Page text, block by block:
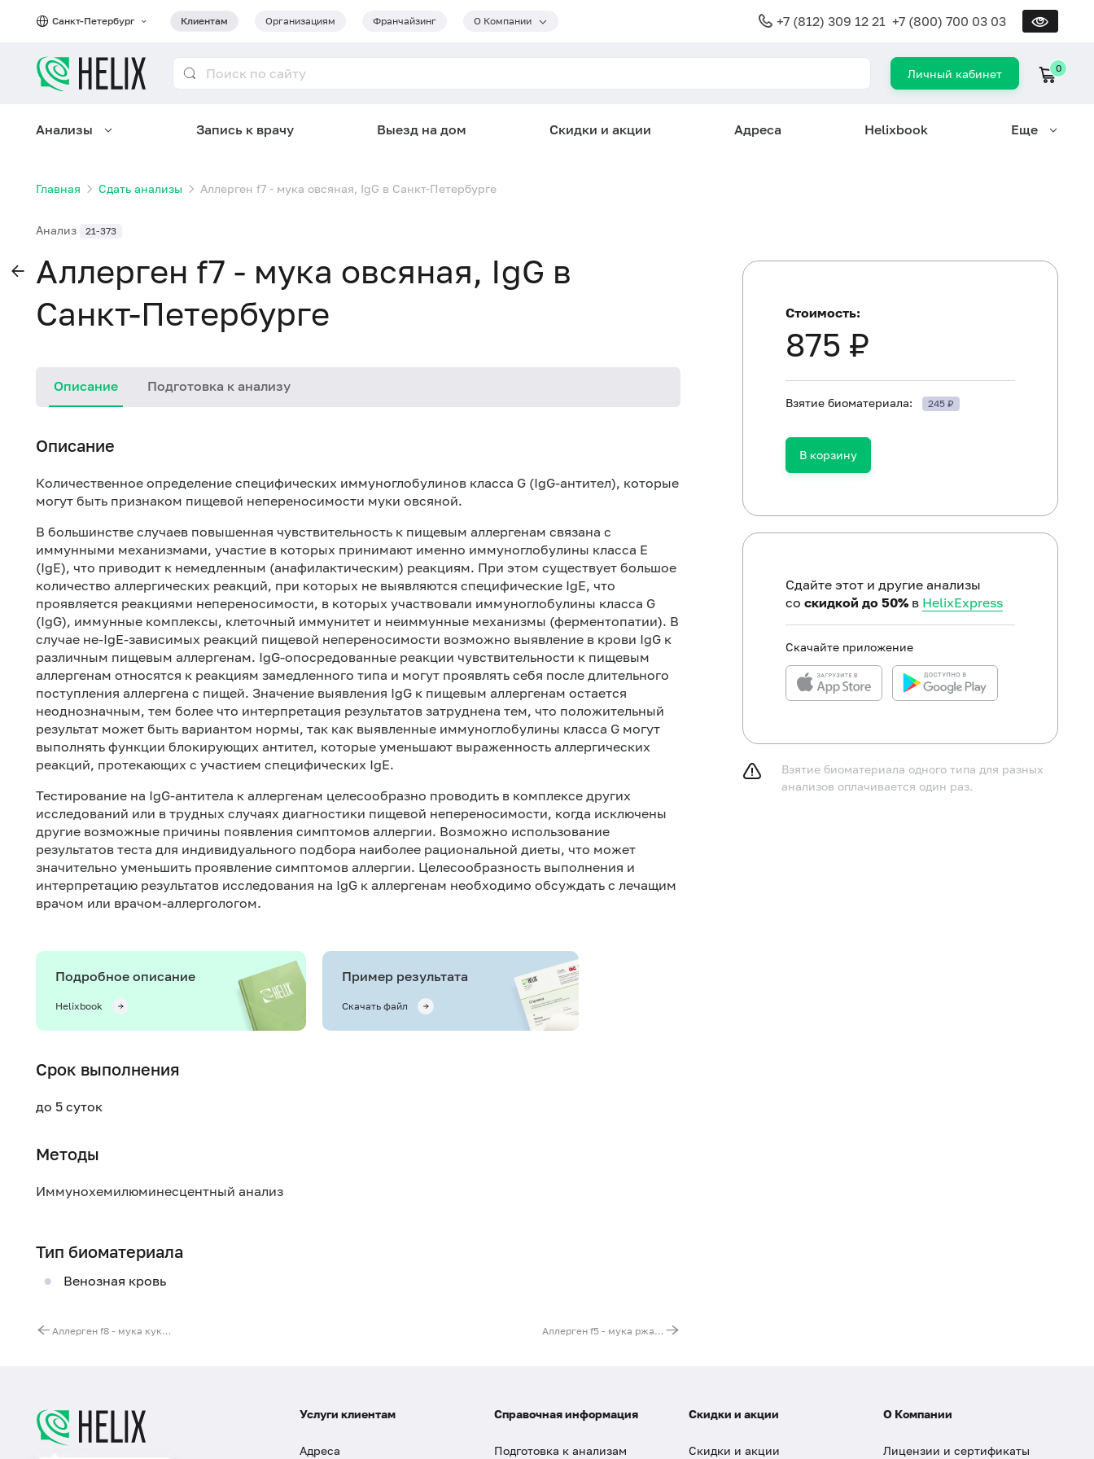
Санкт-Петербург Клиентам Организациям Франчайзинг О Компании +7 (812) 309 12 21 +7 (800) 700 03 03
Личный кабинет 0
Анализы Запись к врачу Выезд на дом Скидки и акции Адреса Helixbook Еще
Главная Сдать анализы Аллерген f7 - мука овсяная, IgG в Санкт-Петербурге
Анализ 21-373
Аллерген f7 - мука овсяная, IgG в
Санкт-Петербурге
Описание Подготовка к анализу
Описание
Количественное определение специфических иммуноглобулинов класса G (IgG-антител), которые
могут быть признаком пищевой непереносимости муки овсяной.
В большинстве случаев повышенная чувствительность к пищевым аллергенам связана с
иммунными механизмами, участие в которых принимают именно иммуноглобулины класса Е
(IgE), что приводит к немедленным (анафилактическим) реакциям. При этом существует большое
количество аллергических реакций, при которых не выявляются специфические IgE, что
проявляется реакциями непереносимости, в которых участвовали иммуноглобулины класса G
(IgG), иммунные комплексы, клеточный иммунитет и неиммунные механизмы (ферментопатии). В
случае не-IgE-зависимых реакций пищевой непереносимости возможно выявление в крови IgG к
различным пищевым аллергенам. IgG-опосредованные реакции чувствительности к пищевым
аллергенам относятся к реакциям замедленного типа и могут проявлять себя после длительного
поступления аллергена с пищей. Значение выявления IgG к пищевым аллергенам остается
неоднозначным, тем более что интерпретация результатов затруднена тем, что положительный
результат может быть вариантом нормы, так как выявленные иммуноглобулины класса G могут
выполнять функции блокирующих антител, которые уменьшают выраженность аллергических
реакций, протекающих с участием специфических IgE.
Тестирование на IgG-антитела к аллергенам целесообразно проводить в комплексе других
исследований или в трудных случаях диагностики пищевой непереносимости, когда исключены
другие возможные причины появления симптомов аллергии. Возможно использование
результатов теста для индивидуального подбора наиболее рациональной диеты, что может
значительно уменьшить проявление симптомов аллергии. Целесообразность выполнения и
интерпретацию результатов исследования на IgG к аллергенам необходимо обсуждать с лечащим
врачом или врачом-аллергологом.
Подробное описание
Helixbook
Пример результата
Скачать файл
Срок выполнения
до 5 суток
Методы
Иммунохемилюминесцентный анализ
Тип биоматериала
Венозная кровь
Аллерген f8 - мука кукурузная, IgG Аллерген f5 - мука ржаная, IgG
Не курить в течение 30 минут до исследования.
Стоимость:
875 ₽
Взятие биоматериала: 245 ₽
В корзину
Сдайте этот и другие анализы
со скидкой до 50% в HelixExpress
Скачайте приложение
Взятие биоматериала одного типа для разных
анализов оплачивается один раз.
Услуги клиентам
Адреса
Справочная информация
Подготовка к анализам
Скидки и акции
Скидки и акции
О Компании
Лицензии и сертификаты